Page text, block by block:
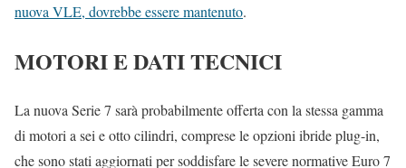
nuova VLE, dovrebbe essere mantenuto.
MOTORI E DATI TECNICI
La nuova Serie 7 sarà probabilmente offerta con la stessa gamma
di motori a sei e otto cilindri, comprese le opzioni ibride plug-in,
che sono stati aggiornati per soddisfare le severe normative Euro 7